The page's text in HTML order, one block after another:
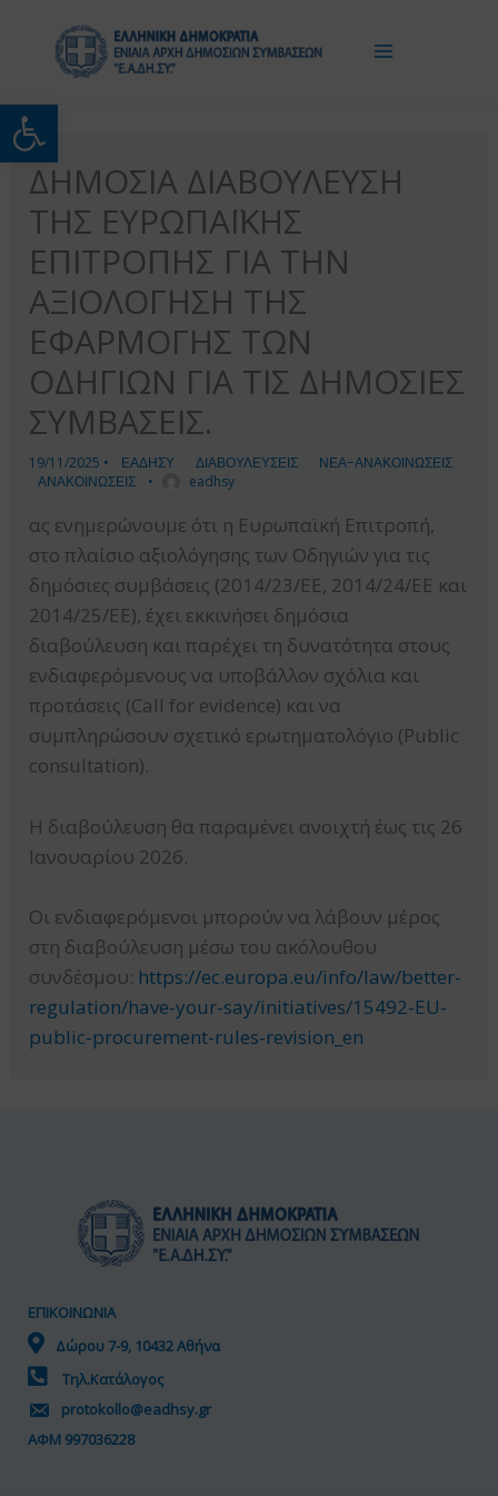
Ανοίξτε τη γραμμή
περιεχόμενο
ΔΗΜΟΣΙΑ ΔΙΑΒΟΥΛΕΥΣΗ
ΤΗΣ ΕΥΡΩΠΑΪΚΗΣ
ΕΠΙΤΡΟΠΗΣ ΓΙΑ ΤΗΝ
ΑΞΙΟΛΟΓΗΣΗ ΤΗΣ
ΕΦΑΡΜΟΓΗΣ ΤΩΝ
ΟΔΗΓΙΩΝ ΓΙΑ ΤΙΣ ΔΗΜΟΣΙΕΣ
ΣΥΜΒΑΣΕΙΣ.
19/11/2025 • ΕΑΔΗΣΥ ΔΙΑΒΟΥΛΕΥΣΕΙΣ
ΝΕΑ-ΑΝΑΚΟΙΝΩΣΕΙΣ
ΑΝΑΚΟΙΝΩΣΕΙΣ
• eadhsy
ας ενημερώνουμε ότι η Ευρωπαϊκή Επιτροπή,
στο πλαίσιο αξιολόγησης των Οδηγιών για τις
δημόσιες συμβάσεις (2014/23/ΕΕ, 2014/24/ΕΕ και
2014/25/ΕΕ), έχει εκκινήσει δημόσια
διαβούλευση και παρέχει τη δυνατότητα στους
ενδιαφερόμενους να υποβάλλον σχόλια και
προτάσεις (Call for evidence) και να
συμπληρώσουν σχετικό ερωτηματολόγιο (Public
consultation).
Η διαβούλευση θα παραμένει ανοιχτή έως τις 26
Ιανουαρίου 2026.
Οι ενδιαφερόμενοι μπορούν να λάβουν μέρος
στη διαβούλευση μέσω του ακόλουθου
συνδέσμου: https://ec.europa.eu/info/law/better-
regulation/have-your-say/initiatives/15492-EU-
public-procurement-rules-revision_en
ΕΠΙΚΟΙΝΩΝΙΑ
Δώρου 7-9, 10432 Αθήνα
Τηλ.Κατάλογος
protokollo@eadhsy.gr
ΑΦΜ 997036228